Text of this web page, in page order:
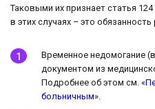
Таковыми их признает статья
в этих случаях – это
Временное недомогание
документом из
Подробнее об этом см. «
больничным».